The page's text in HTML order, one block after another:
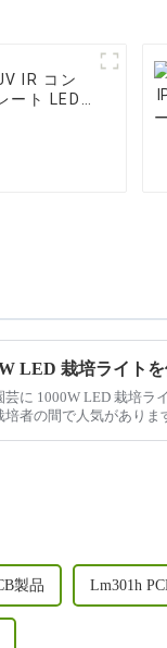
IR コン
ート LED
芸に 1000W LED 栽培ラ
培者の間で人気がありま
製品 Lm301h